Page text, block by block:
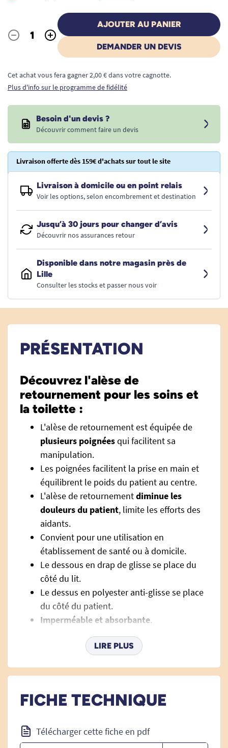
Quantité
- +
AJOUTER AU PANIER
DEMANDER UN DEVIS
Cet achat vous fera gagner 2,00 € dans votre cagnotte.
Plus d'info sur le programme de fidélité
Besoin d'un devis ?
Découvrir comment faire un devis
Livraison offerte dès 159€ d'achats sur tout le site
Livraison à domicile ou en point relais
Voir les options, selon encombrement et destination
Jusqu’à 30 jours pour changer d’avis
Découvrir nos assurances retour
Disponible dans notre magasin près de
Lille
Consulter les stocks et passer nous voir
PRÉSENTATION
Découvrez l'alèse de
retournement pour les soins et
la toilette :
L'alèse de retournement est équipée de
plusieurs poignéesqui facilitent sa
manipulation.
Les poignées facilitent la prise en main et
équilibrent le poids du patient au centre.
L'alèse de retournementdiminue les
douleurs du patient, limite les efforts des
aidants.
Convient pour une utilisation en
établissement de santé ou à domicile.
Le dessous en drap de glisse se place du
côté du lit.
Le dessus en polyester anti-glisse se place
du côté du patient.
Imperméable et absorbante.
LIRE PLUS
FICHE TECHNIQUE
Télécharger cette fiche en pdf